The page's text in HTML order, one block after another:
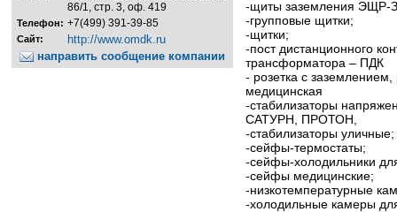
86/1, стр. 3, оф. 419
Телефон: +7(499) 391-39-85
Сайт:
http://www.omdk.ru
направить сообщение компании
-щиты заземления
-групповые щитки;
-щитки;
-пост дистанционного
трансформатора – ПДК
- розетка с заземлением,
медицинская
-стабилизаторы
САТУРН, ПРОТОН,
-стабилизаторы уличные;
-сейфы-термостаты;
-сейфы-холодильники
-сейфы медицинские;
-низкотемпературные
-холодильные камеры